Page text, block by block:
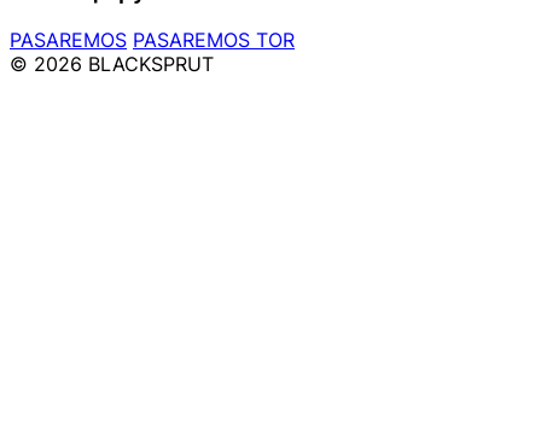
PASAREMOS PASAREMOS TOR
© 2026 BLACKSPRUT